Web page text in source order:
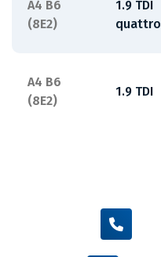
A4 B6
(8E2)
1.9 TDI
quattro
A4 B6
(8E2)
1.9 TDI